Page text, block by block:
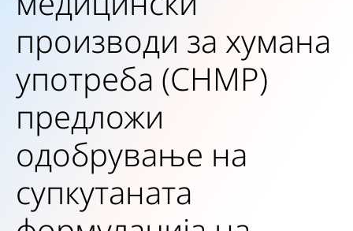
производи за хумана
употреба (CHMP)
предложи
одобрување на
супкутаната